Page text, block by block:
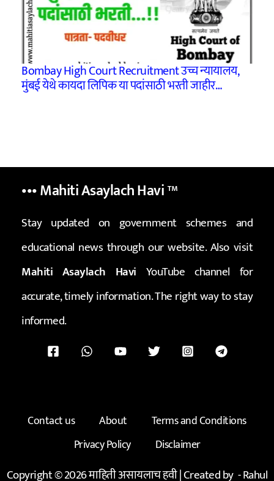
Bombay High Court Recruitment उच्च न्यायालय,
मुंबई येथे कायदा लिपिक या पदांसाठी भरती जाहीर…
••• Mahiti Asaylach Havi™
Stay updated on government schemes and
educational news through our website. Also visit
Mahiti Asaylach Havi YouTube channel for
accurate, timely information. The right way to stay
informed.
Contact us About
Terms and Conditions
Privacy Policy
Disclaimer
Copyright © 2026 माहिती असायलाच हवी | Created by -Rahul